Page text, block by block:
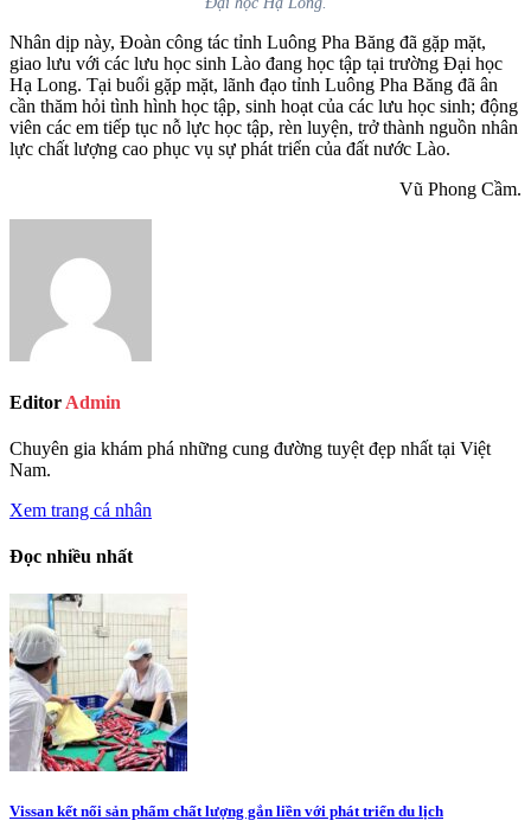
Nhân dịp này, Đoàn công tác tỉnh Luông Pha Băng đã gặp mặt,
giao lưu với các lưu học sinh Lào đang học tập tại trường Đại học
Hạ Long. Tại buổi gặp mặt, lãnh đạo tỉnh Luông Pha Băng đã ân
cần thăm hỏi tình hình học tập, sinh hoạt của các lưu học sinh; động
viên các em tiếp tục nỗ lực học tập, rèn luyện, trở thành nguồn nhân
lực chất lượng cao phục vụ sự phát triển của đất nước Lào.
Vũ Phong Cầm.
Editor Admin
Chuyên gia khám phá những cung đường tuyệt đẹp nhất tại Việt
Nam.
Xem trang cá nhân
Đọc nhiều nhất
Vissan kết nối sản phẩm chất lượng gắn liền với phát triển du lịch